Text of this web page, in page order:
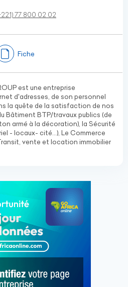
77 800 02 02
Fiche
est une entreprise
d'adresses, de son personnel
la quête de la satisfaction de nos
Bâtiment BTP/travaux publics (de
armé à la décoration), la Sécurité
- locaux- cité...), Le Commerce
vente et location immobilier